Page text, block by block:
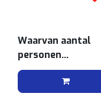
Waarvan aantal
personen
vegetarisch